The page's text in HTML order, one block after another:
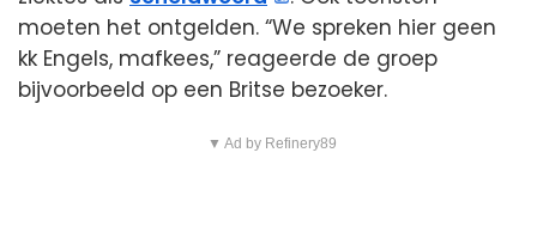
moeten het ontgelden. “We spreken hier geen
kk Engels, mafkees,” reageerde de groep
bijvoorbeeld op een Britse bezoeker.
▼ Ad by Refinery89